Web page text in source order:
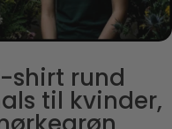
shirt rund
til kvinder,